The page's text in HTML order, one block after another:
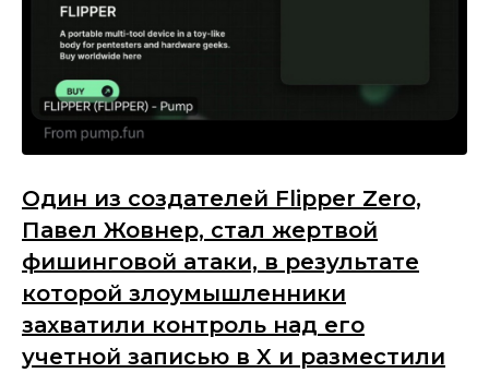
Один из создателей Flipper Zero,
Павел Жовнер, стал жертвой
фишинговой атаки, в результате
которой злоумышленники
захватили контроль над его
учетной записью в X и разместили